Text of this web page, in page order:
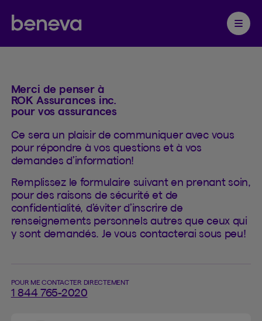
Partenaire Beneva
Ouvrir
Contacter
Merci de penser à
ROK Assurances inc.
pour vos assurances
Ce sera un plaisir de communiquer avec vous
pour répondre à vos questions et à vos
demandes d’information!
Remplissez le formulaire suivant en prenant soin,
pour des raisons de sécurité et de
confidentialité, d’éviter d’inscrire de
renseignements personnels autres que ceux qui
y sont demandés. Je vous contacterai sous peu!
POUR ME CONTACTER DIRECTEMENT
1 844 765-2020